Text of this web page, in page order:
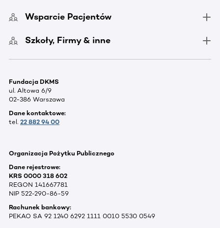
Wsparcie Pacjentów
Szkoły, Firmy & inne
Fundacja DKMS
ul. Altowa 6/9
02-386 Warszawa
Dane kontaktowe:
tel. 22 882 94 00
Organizacja Pożytku Publicznego
Dane rejestrowe:
KRS 0000 318 602
REGON 141667781
NIP 522-290-86-59
Rachunek bankowy:
PEKAO SA 92 1240 6292 1111 0010 5530 0549